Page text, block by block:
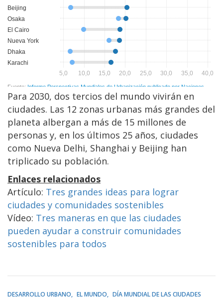
Para 2030, dos tercios del mundo vivirán en
ciudades. Las 12 zonas urbanas más grandes del
planeta albergan a más de 15 millones de
personas y, en los últimos 25 años, ciudades
como Nueva Delhi, Shanghai y Beijing han
triplicado su población.
Enlaces relacionados
Artículo: Tres grandes ideas para lograr
ciudades y comunidades sostenibles
Vídeo: Tres maneras en que las ciudades
pueden ayudar a construir comunidades
sostenibles para todos
DESARROLLO URBANO EL MUNDO DÍA MUNDIAL DE LAS CIUDADES